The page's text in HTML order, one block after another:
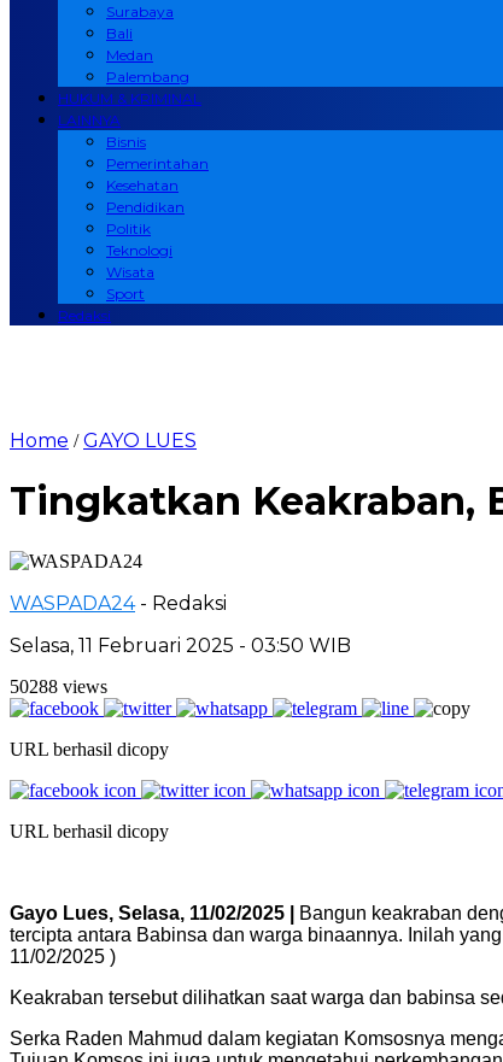
Surabaya
Bali
Medan
Palembang
HUKUM & KRIMINAL
LAINNYA
Bisnis
Pemerintahan
Kesehatan
Pendidikan
Politik
Teknologi
Wisata
Sport
Redaksi
Home /GAYO LUES
Tingkatkan Keakraban,
WASPADA24 - Redaksi
Selasa, 11 Februari 2025 - 03:50 WIB
50288 views
URL berhasil dicopy
URL berhasil dicopy
Gayo Lues, Selasa, 11/02/2025 |
Bangun keakraban
tercipta antara Babinsa dan warga binaannya. Inilah
11/02/2025 )
Keakraban tersebut dilihatkan saat warga dan babinsa
Serka Raden Mahmud dalam kegiatan Komsosnya